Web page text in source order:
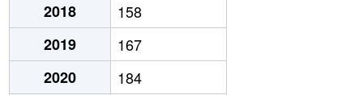
2018
158
2019
167
2020
184